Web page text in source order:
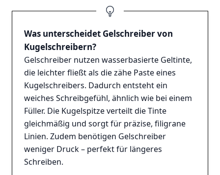
Was unterscheidet Gelschreiber von
Kugelschreibern?
Gelschreiber nutzen wasserbasierte Geltinte,
die leichter fließt als die zähe Paste eines
Kugelschreibers. Dadurch entsteht ein
weiches Schreibgefühl, ähnlich wie bei einem
Füller. Die Kugelspitze verteilt die Tinte
gleichmäßig und sorgt für präzise, filigrane
Linien. Zudem benötigen Gelschreiber
weniger Druck – perfekt für längeres
Schreiben.